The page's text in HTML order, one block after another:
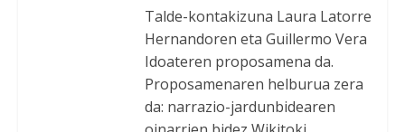
Talde-kontakizuna Laura Latorre
Hernandoren eta Guillermo Vera
Idoateren proposamena da.
Proposamenaren helburua zera
da: narrazio-jardunbidearen